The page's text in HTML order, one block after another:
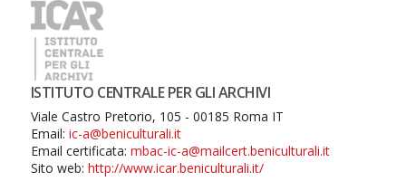
ISTITUTO CENTRALE PER GLI ARCHIVI
Viale Castro Pretorio, 105 - 00185 Roma IT
Email: ic-a@beniculturali.it
Email certificata: mbac-ic-a@mailcert.beniculturali.it
Sito web: http://www.icar.beniculturali.it/